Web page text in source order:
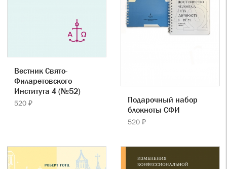
Вестник Свято-
Филаретовского
Института 4 (№52)
520 ₽
Подарочный набор
блокноты СФИ
520 ₽